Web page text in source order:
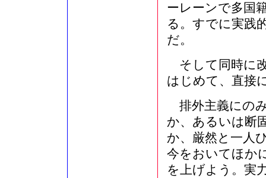
ーレーンで多国
る。すでに実践
だ。
そして同時に
はじめて、直接
排外主義にの
か、あるいは断
か、厳然と一人
今をおいてほか
を上げよう。実